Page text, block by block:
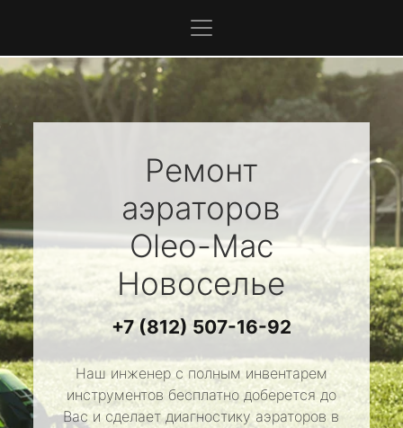
Ремонт
аэраторов
Oleo-Mac
Новоселье
+7 (812) 507-16-92
Наш инженер с полным инвентарем
инструментов бесплатно доберется до
Вас и сделает диагностику аэраторов в